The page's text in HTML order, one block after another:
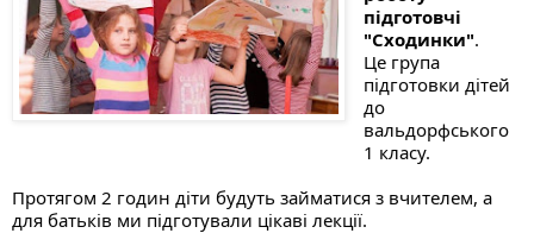
підготовчі
"Сходинки".
Це група
підготовки дітей
до
вальдорфського
1 класу.
Протягом 2 годин діти будуть займатися з вчителем, а
для батьків ми підготували цікаві лекції.